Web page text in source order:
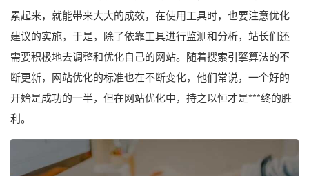
累起来，就能带来大大的成效，在使用工具时，也要注意优化
建议的实施，于是，除了依靠工具进行监测和分析，站长们还
需要积极地去调整和优化自己的网站。随着搜索引擎算法的不
断更新，网站优化的标准也在不断变化，他们常说，一个好的
开始是成功的一半，但在网站优化中，持之以恒才是***终的胜
利。